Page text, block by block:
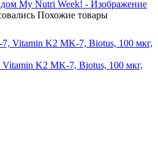
Похожие товары
K2 MK-7, Biotus, 100 мкг,